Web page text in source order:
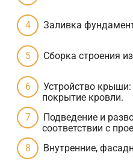
Заливка
Сборка строения
Устройство крыши:
покрытие кровли.
Подведение и
соответствии с
Внутренние,